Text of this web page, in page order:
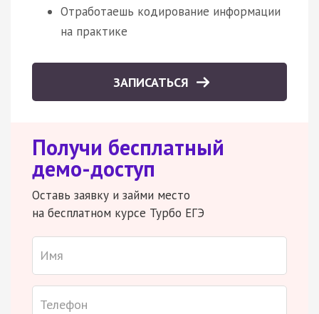
Отработаешь кодирование информации
на практике
ЗАПИСАТЬСЯ
Получи бесплатный
демо-доступ
Оставь заявку и займи место
на бесплатном курсе Турбо ЕГЭ